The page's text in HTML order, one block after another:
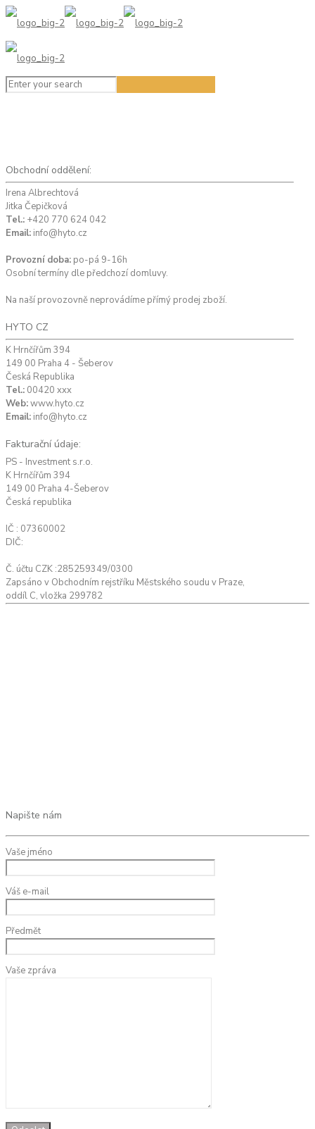
Obchodní oddělení:
Irena Albrechtová
Jitka Čepičková
Tel.: +420 770 624 042
Email: info@hyto.cz
Provozní doba: po-pá 9-16h
Osobní termíny dle předchozí domluvy.
Na naší provozovně neprovádíme přímý prodej zboží.
HYTO CZ
K Hrnčířům 394
149 00 Praha 4 - Šeberov
Česká Republika
Tel.: 00420 xxx
Web:www.hyto.cz
Email: info@hyto.cz
Fakturační údaje:
PS - Investment s.r.o.
K Hrnčířům 394
149 00 Praha 4-Šeberov
Česká republika
IČ : 07360002
DIČ:
Č. účtu CZK :285259349/0300
Zapsáno v Obchodním rejstříku Městského soudu v Praze,
oddíl C, vložka 299782
Napište nám
Vaše jméno
Váš e-mail
Předmět
Vaše zpráva